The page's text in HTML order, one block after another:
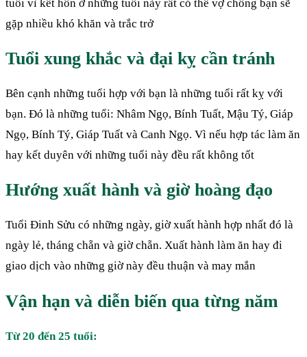
tuổi vì kết hôn ở những tuổi này rất có thể vợ chồng bạn sẽ
gặp nhiều khó khăn và trắc trở
Tuổi xung khắc và đại kỵ cần tránh
Bên cạnh những tuổi hợp với bạn là những tuổi rất kỵ với
bạn. Đó là những tuổi: Nhâm Ngọ, Bính Tuất, Mậu Tý, Giáp
Ngọ, Bính Tý, Giáp Tuất và Canh Ngọ. Vì nếu hợp tác làm ăn
hay kết duyên với những tuổi này đều rất không tốt
Hướng xuất hành và giờ hoàng đạo
Tuổi Đinh Sửu có những ngày, giờ xuất hành hợp nhất đó là
ngày lẻ, tháng chẵn và giờ chẵn. Xuất hành làm ăn hay đi
giao dịch vào những giờ này đều thuận và may mắn
Vận hạn và diễn biến qua từng năm
Từ 20 đến 25 tuổi: